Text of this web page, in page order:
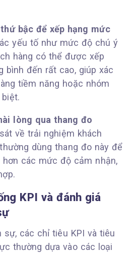
bậc để xếp hạng mức
yếu tố như mức độ chú ý
hàng có thể được xếp
đến rất cao, giúp xác
tiềm năng hoặc nhóm
lòng qua thang đo
về trải nghiệm khách
dùng thang đo này để
các mức độ cảm nhận,
KPI và đánh giá
sự, các chỉ tiêu KPI và tiêu
thường dựa vào các loại